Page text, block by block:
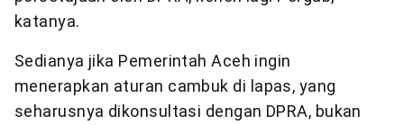
katanya.
Sedianya jika Pemerintah Aceh ingin
menerapkan aturan cambuk di lapas, yang
seharusnya dikonsultasi dengan DPRA, bukan